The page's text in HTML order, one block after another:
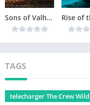
Sons of Valhalla Version Complète jeu pour PC
TAGS
telecharger The Crew